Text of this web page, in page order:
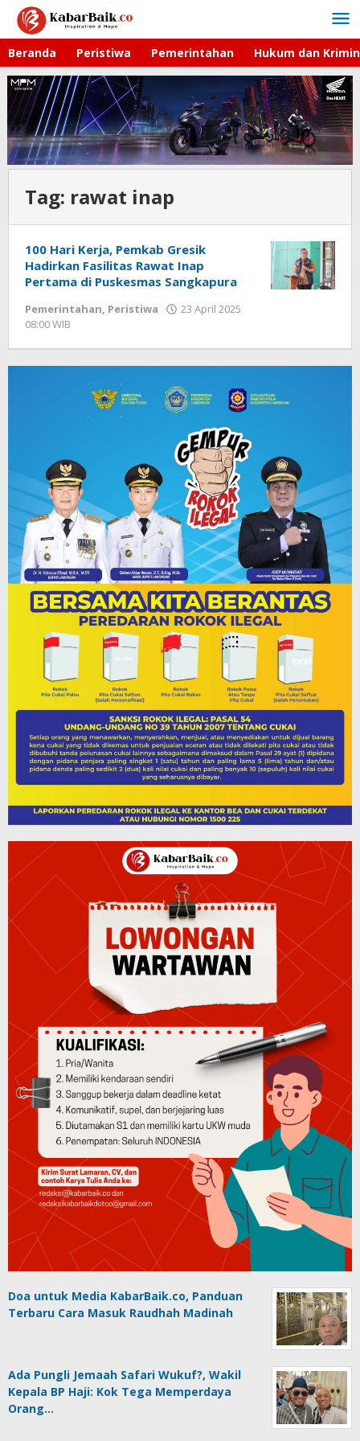
Lewati
konten
Beranda Peristiwa Pemerintahan Hukum dan
Tag: rawat inap
100 Hari Kerja, Pemkab Gresik
Hadirkan Fasilitas Rawat Inap
Pertama di Puskesmas Sangkapura
Pemerintahan, Peristiwa
23 April 2025
08:00 WIB
Doa untuk Media KabarBaik.co, Panduan
Terbaru Cara Masuk Raudhah Madinah
Ada Pungli Jemaah Safari Wukuf?, Wakil
Kepala BP Haji: Kok Tega Memperdaya
Orang…